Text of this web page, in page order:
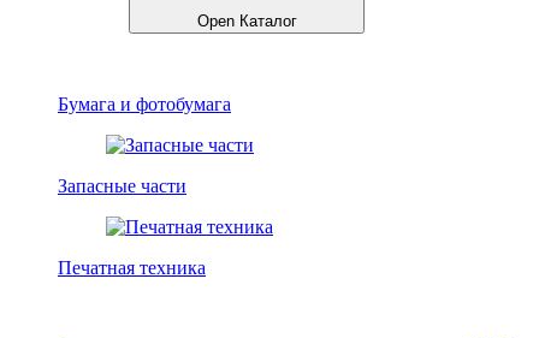
Open Каталог
Бумага и фотобумага
Запасные части
Печатная техника